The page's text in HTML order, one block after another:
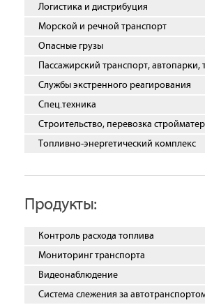
Логистика и дистрибуция
Морской и речной транспорт
Опасные грузы
Пассажирский транспорт, автопарки,
Службы экстренного реагирования
Спец.техника
Строительство, перевозка
Топливно-энергетический комплекс
Продукты:
Контроль расхода топлива
Мониторинг транспорта
Видеонаблюдение
Система слежения за